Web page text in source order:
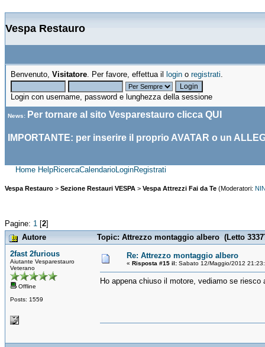
Vespa Restauro
Benvenuto, Visitatore. Per favore, effettua il login o registrati.
Login con username, password e lunghezza della sessione
News: Per tornare al sito Vesparestauro clicca QUI
IMPORTANTE: per inserire il proprio AVATAR o un
Home HelpRicercaCalendarioLoginRegistrati
Vespa Restauro > Sezione Restauri VESPA > Vespa Attrezzi Fai da Te (Moderatori:
Pagine: 1 [2]
Autore
Topic: Attrezzo montaggio albero (Letto
2fast 2furious
Aiutante Vesparestauro
Veterano
Offline
Posts: 1559
Re: Attrezzo montaggio albero
« Risposta #15 il: Sabato 12/Maggio/2012
Ho appena chiuso il motore, vediamo se riesco